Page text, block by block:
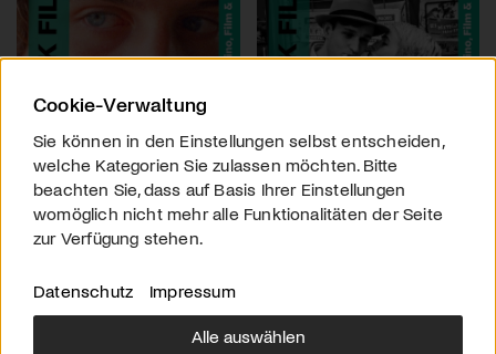
Cookie-Verwaltung
Sie können in den Einstellungen selbst entscheiden,
welche Kategorien Sie zulassen möchten. Bitte
beachten Sie, dass auf Basis Ihrer Einstellungen
womöglich nicht mehr alle Funktionalitäten der Seite
zur Verfügung stehen.
Datenschutz Impressum
Alle auswählen